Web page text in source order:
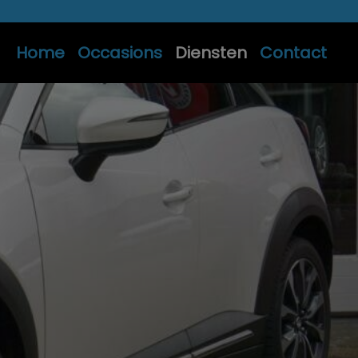
Home Occasions Diensten Contact